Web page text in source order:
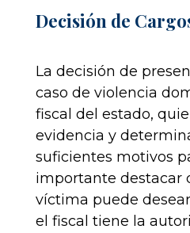
Decisión de
La decisión de
caso de violencia
fiscal del estado,
evidencia y
suficientes motivos
importante destacar
víctima puede
el fiscal tiene la